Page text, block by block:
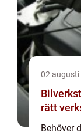
02 augusti
Bilverkstad
rätt
Behöver